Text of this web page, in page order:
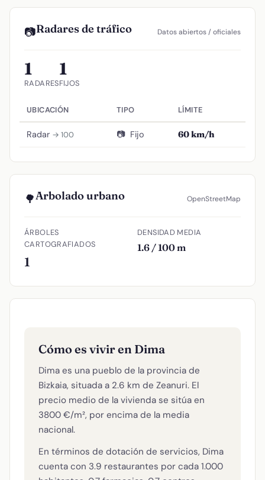
📷Radares de tráfico Datos abiertos / oficiales
1
RADARES
1
FIJOS
UBICACIÓN TIPO LÍMITE
Radar → 100 📷 Fijo 60 km/h
🌳Arbolado urbano OpenStreetMap
ÁRBOLES
CARTOGRAFIADOS
1
DENSIDAD MEDIA
1.6 / 100 m
Cómo es vivir en Dima
Dima es una pueblo de la provincia de
Bizkaia, situada a 2.6 km de Zeanuri. El
precio medio de la vivienda se sitúa en
3800 €/m², por encima de la media
nacional.
En términos de dotación de servicios, Dima
cuenta con 3.9 restaurantes por cada 1.000